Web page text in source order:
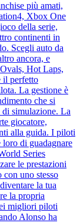
più amati,
Xbox One
della serie,
continenti in
Scegli auto da
ancora, e
Hot Laps,
il perfetto
La gestione è
che si
simulazione. La
giocatore,
alla guida. I piloti
di guadagnare
Series
le prestazioni
uno stesso
la tua
la propria
migliori piloti
Alonso ha